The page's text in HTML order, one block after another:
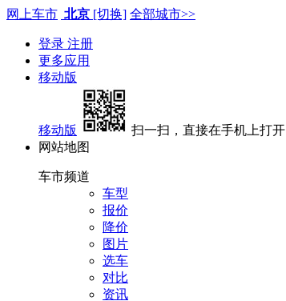
网上车市 北京 [切换] 全部城市>>
登录 注册
更多应用
移动版
移动版
扫一扫，直接在手机上打开
网站地图
车市频道
车型
报价
降价
图片
选车
对比
资讯